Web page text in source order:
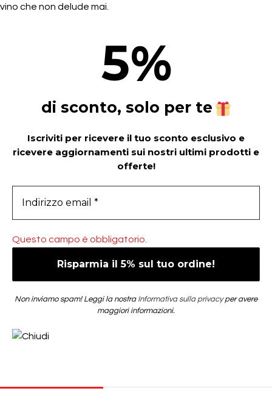
vino che non delude mai.
5%
di sconto, solo per te
Iscriviti per ricevere il tuo sconto esclusivo e
ricevere aggiornamenti sui nostri ultimi prodotti e
offerte!
Questo campo è obbligatorio.
Non inviamo spam! Leggi la nostra Informativa sulla privacyper avere
maggiori informazioni.